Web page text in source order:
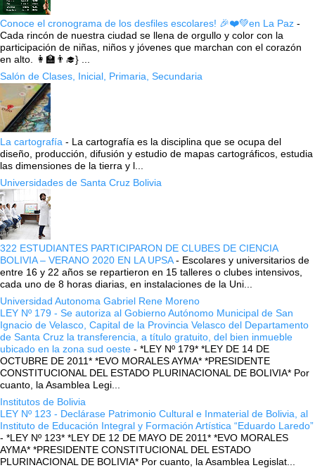
Conoce el cronograma de los desfiles escolares! 🎉❤️💚en La Paz -
Cada rincón de nuestra ciudad se llena de orgullo y color con la
participación de niñas, niños y jóvenes que marchan con el corazón
en alto. 👩‍🏫👨‍🎓} ...
Salón de Clases, Inicial, Primaria, Secundaria
La cartografía - La cartografía es la disciplina que se ocupa del
diseño, producción, difusión y estudio de mapas cartográficos, estudia
las dimensiones de la tierra y l...
Universidades de Santa Cruz Bolivia
322 ESTUDIANTES PARTICIPARON DE CLUBES DE CIENCIA
BOLIVIA – VERANO 2020 EN LA UPSA- Escolares y universitarios de
entre 16 y 22 años se repartieron en 15 talleres o clubes intensivos,
cada uno de 8 horas diarias, en instalaciones de la Uni...
Universidad Autonoma Gabriel Rene Moreno
LEY Nº 179 - Se autoriza al Gobierno Autónomo Municipal de San
Ignacio de Velasco, Capital de la Provincia Velasco del Departamento
de Santa Cruz la transferencia, a título gratuito, del bien inmueble
ubicado en la zona sud oeste - *LEY Nº 179* *LEY DE 14 DE
OCTUBRE DE 2011* *EVO MORALES AYMA* *PRESIDENTE
CONSTITUCIONAL DEL ESTADO PLURINACIONAL DE BOLIVIA* Por
cuanto, la Asamblea Legi...
Institutos de Bolivia
LEY Nº 123 - Declárase Patrimonio Cultural e Inmaterial de Bolivia, al
Instituto de Educación Integral y Formación Artística “Eduardo Laredo”
- *LEY Nº 123* *LEY DE 12 DE MAYO DE 2011* *EVO MORALES
AYMA* *PRESIDENTE CONSTITUCIONAL DEL ESTADO
PLURINACIONAL DE BOLIVIA* Por cuanto, la Asamblea Legislat...